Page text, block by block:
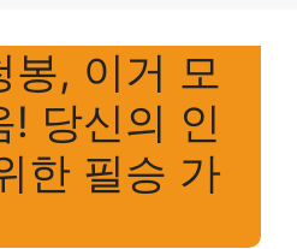
, 이거 모
! 당신의 인
한 필승 가